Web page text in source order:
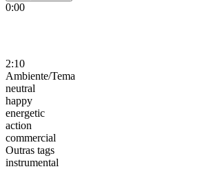
0:00
2:10
Ambiente/Tema
neutral
happy
energetic
action
commercial
Outras tags
instrumental